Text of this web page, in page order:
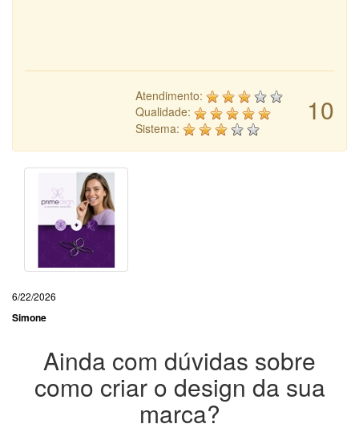
10
Atendimento:
Qualidade:
Sistema:
6/22/2026
Simone
Ainda com dúvidas sobre
como criar o design da sua
marca?